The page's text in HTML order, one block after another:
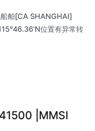
舶[CA SHANGHAI]
位置有异常转
|MMSI